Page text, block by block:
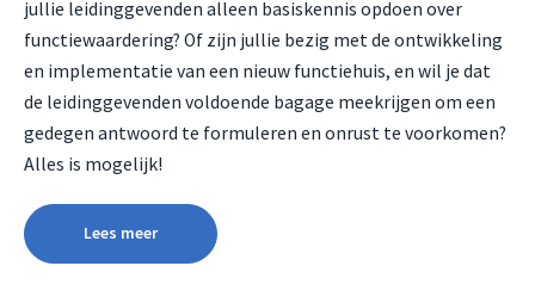
jullie leidinggevenden alleen basiskennis opdoen over
functiewaardering? Of zijn jullie bezig met de ontwikkeling
en implementatie van een nieuw functiehuis, en wil je dat
de leidinggevenden voldoende bagage meekrijgen om een
gedegen antwoord te formuleren en onrust te voorkomen?
Alles is mogelijk!
Lees meer